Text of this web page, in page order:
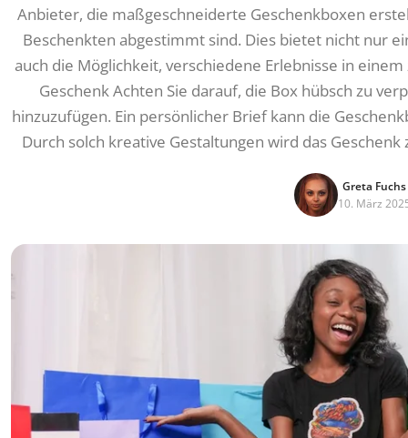
Anbieter, die maßgeschneiderte Geschenkboxen
Beschenkten abgestimmt sind. Dies bietet nicht nur
auch die Möglichkeit, verschiedene Erlebnisse in
Geschenk Achten Sie darauf, die Box hübsch zu
hinzuzufügen. Ein persönlicher Brief kann die
Durch solch kreative Gestaltungen wird das
Greta Fuchs
10. März